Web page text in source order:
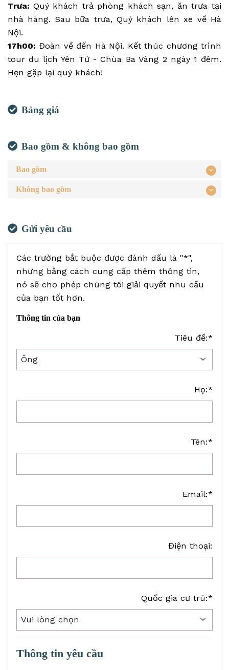
Trưa: Quý khách trả phòng khách sạn, ăn trưa tại
nhà hàng. Sau bữa trưa, Quý khách lên xe về Hà
Nội.
17h00: Đoàn về đến Hà Nội. Kết thúc chương trình
tour du lịch Yên Tử - Chùa Ba Vàng 2 ngày 1 đêm.
Hẹn gặp lại quý khách!
Bảng giá
Bao gồm & không bao gồm
Bao gồm
Không bao gồm
Gửi yêu cầu
Các trường bắt buộc được đánh dấu là "*",
nhưng bằng cách cung cấp thêm thông tin,
nó sẽ cho phép chúng tôi giải quyết nhu cầu
của bạn tốt hơn.
Thông tin của bạn
Tiêu đề:*
Họ:*
Tên:*
Email:*
Điện thoại:
Quốc gia cư trú:*
Thông tin yêu cầu